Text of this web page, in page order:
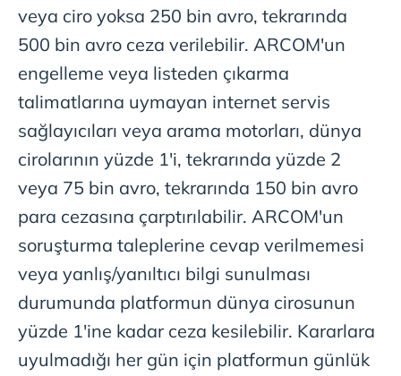
veya ciro yoksa 250 bin avro, tekrarında
500 bin avro ceza verilebilir. ARCOM'un
engelleme veya listeden çıkarma
talimatlarına uymayan internet servis
sağlayıcıları veya arama motorları, dünya
cirolarının yüzde 1'i, tekrarında yüzde 2
veya 75 bin avro, tekrarında 150 bin avro
para cezasına çarptırılabilir. ARCOM'un
soruşturma taleplerine cevap verilmemesi
veya yanlış/yanıltıcı bilgi sunulması
durumunda platformun dünya cirosunun
yüzde 1'ine kadar ceza kesilebilir. Kararlara
uyulmadığı her gün için platformun günlük